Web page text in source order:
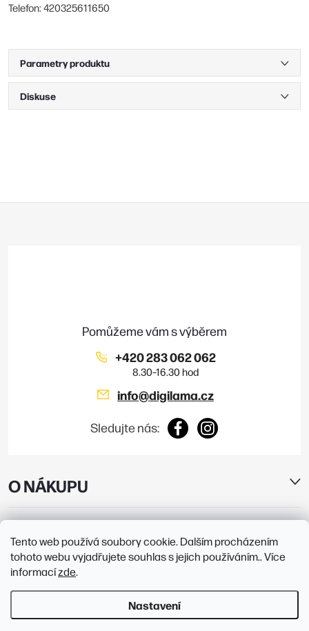
Tento web používá soubory cookie. Dalším procházením
tohoto webu vyjadřujete souhlas s jejich používáním.. Více
informacízde.
Nastavení
Telefon: 420325611650
Parametry produktu
Diskuse
O NÁKUPU
PRODEJNY
info@digilama.cz
+420 283 062 062
Sledujte nás: